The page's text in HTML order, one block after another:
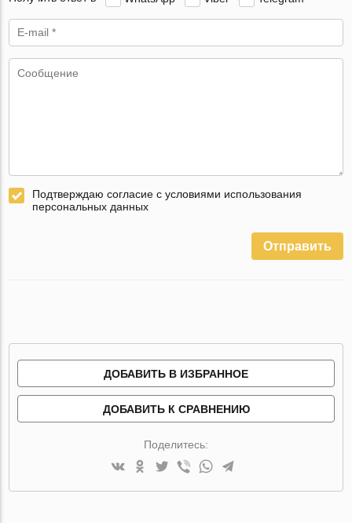
Подтверждаю согласие с условиями использования
персональных данных
Отправить
ДОБАВИТЬ В ИЗБРАННОЕ
ДОБАВИТЬ К СРАВНЕНИЮ
Поделитесь: